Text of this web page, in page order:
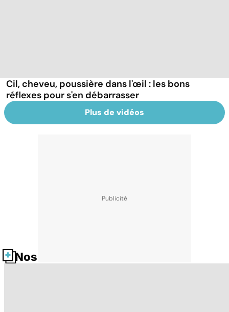
Cil, cheveu, poussière dans l'œil : les bons
réflexes pour s'en débarrasser
Plus de vidéos
Nos fiches santé